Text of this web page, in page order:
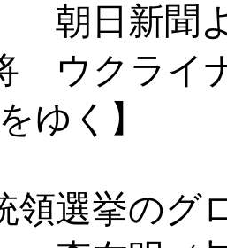
日新聞よ
ウクライ
ゆく】
領選挙の